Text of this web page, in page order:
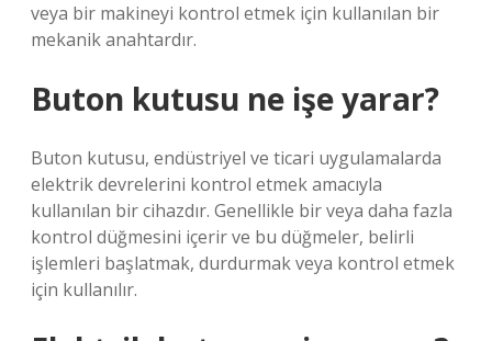
veya bir makineyi kontrol etmek için kullanılan bir
mekanik anahtardır.
Buton kutusu ne işe yarar?
Buton kutusu, endüstriyel ve ticari uygulamalarda
elektrik devrelerini kontrol etmek amacıyla
kullanılan bir cihazdır. Genellikle bir veya daha fazla
kontrol düğmesini içerir ve bu düğmeler, belirli
işlemleri başlatmak, durdurmak veya kontrol etmek
için kullanılır.